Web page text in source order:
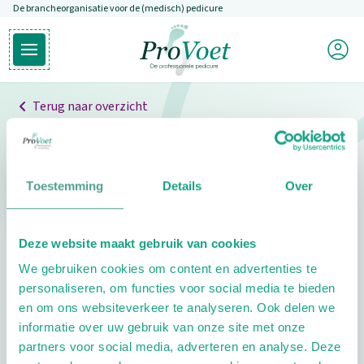
Toestemming Details Over
Deze website maakt gebruik van cookies
We gebruiken cookies om content en advertenties te
personaliseren, om functies voor social media te bieden
en om ons websiteverkeer te analyseren. Ook delen we
informatie over uw gebruik van onze site met onze
partners voor social media, adverteren en analyse. Deze
Overslaan en naar de inhoud gaan
De brancheorganisatie voor de (medisch) pedicure
Open hoofdmenu
Ga naar de homepagina
Mijn
Terug naar overzicht
Professionals
Pedicure niet gevonden
pedicure.